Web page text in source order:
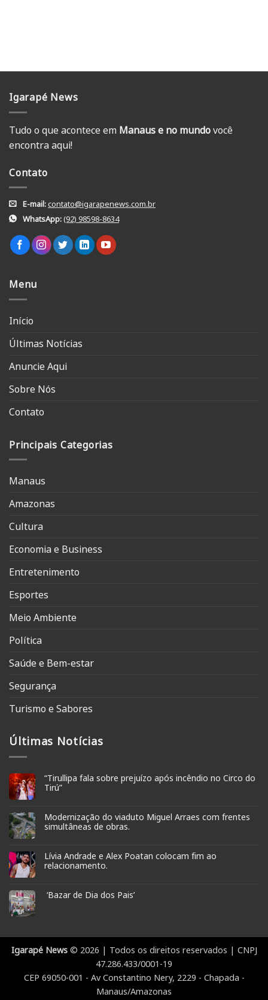
Igarapé News
Tudo o que acontece em Manaus e no mundovocê
encontra aqui!
Contato
E-mail:contato@igarapenews.com.br
WhatsApp:(92) 98598-8634
Menu
Início
Últimas Notícias
Anuncie Aqui
Sobre Nós
Contato
Principais Categorias
Manaus
Amazonas
Cultura
Economia e Business
Entretenimento
Esportes
Meio Ambiente
Política
Saúde e Bem-estar
Segurança
Turismo e Sabores
Últimas Notícias
“Tirullipa fala sobre prejuízo após incêndio no Circo do
Tirú”
Modernização do viaduto Miguel Arraes com frentes
simultâneas de obras.
Lívia Andrade e Alex Poatan colocam fim ao
relacionamento.
‘Bazar de Dia dos Pais’
Igarapé News© 2026 | Todos os direitos reservados | CNPJ
47.286.433/0001-19
CEP 69050-001 - Av Constantino Nery, 2229 - Chapada -
Manaus/Amazonas